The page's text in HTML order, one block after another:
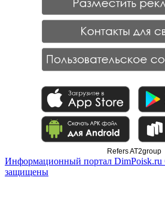
Refers AT2group
Информационный портал DimPoisk.ru
защищены